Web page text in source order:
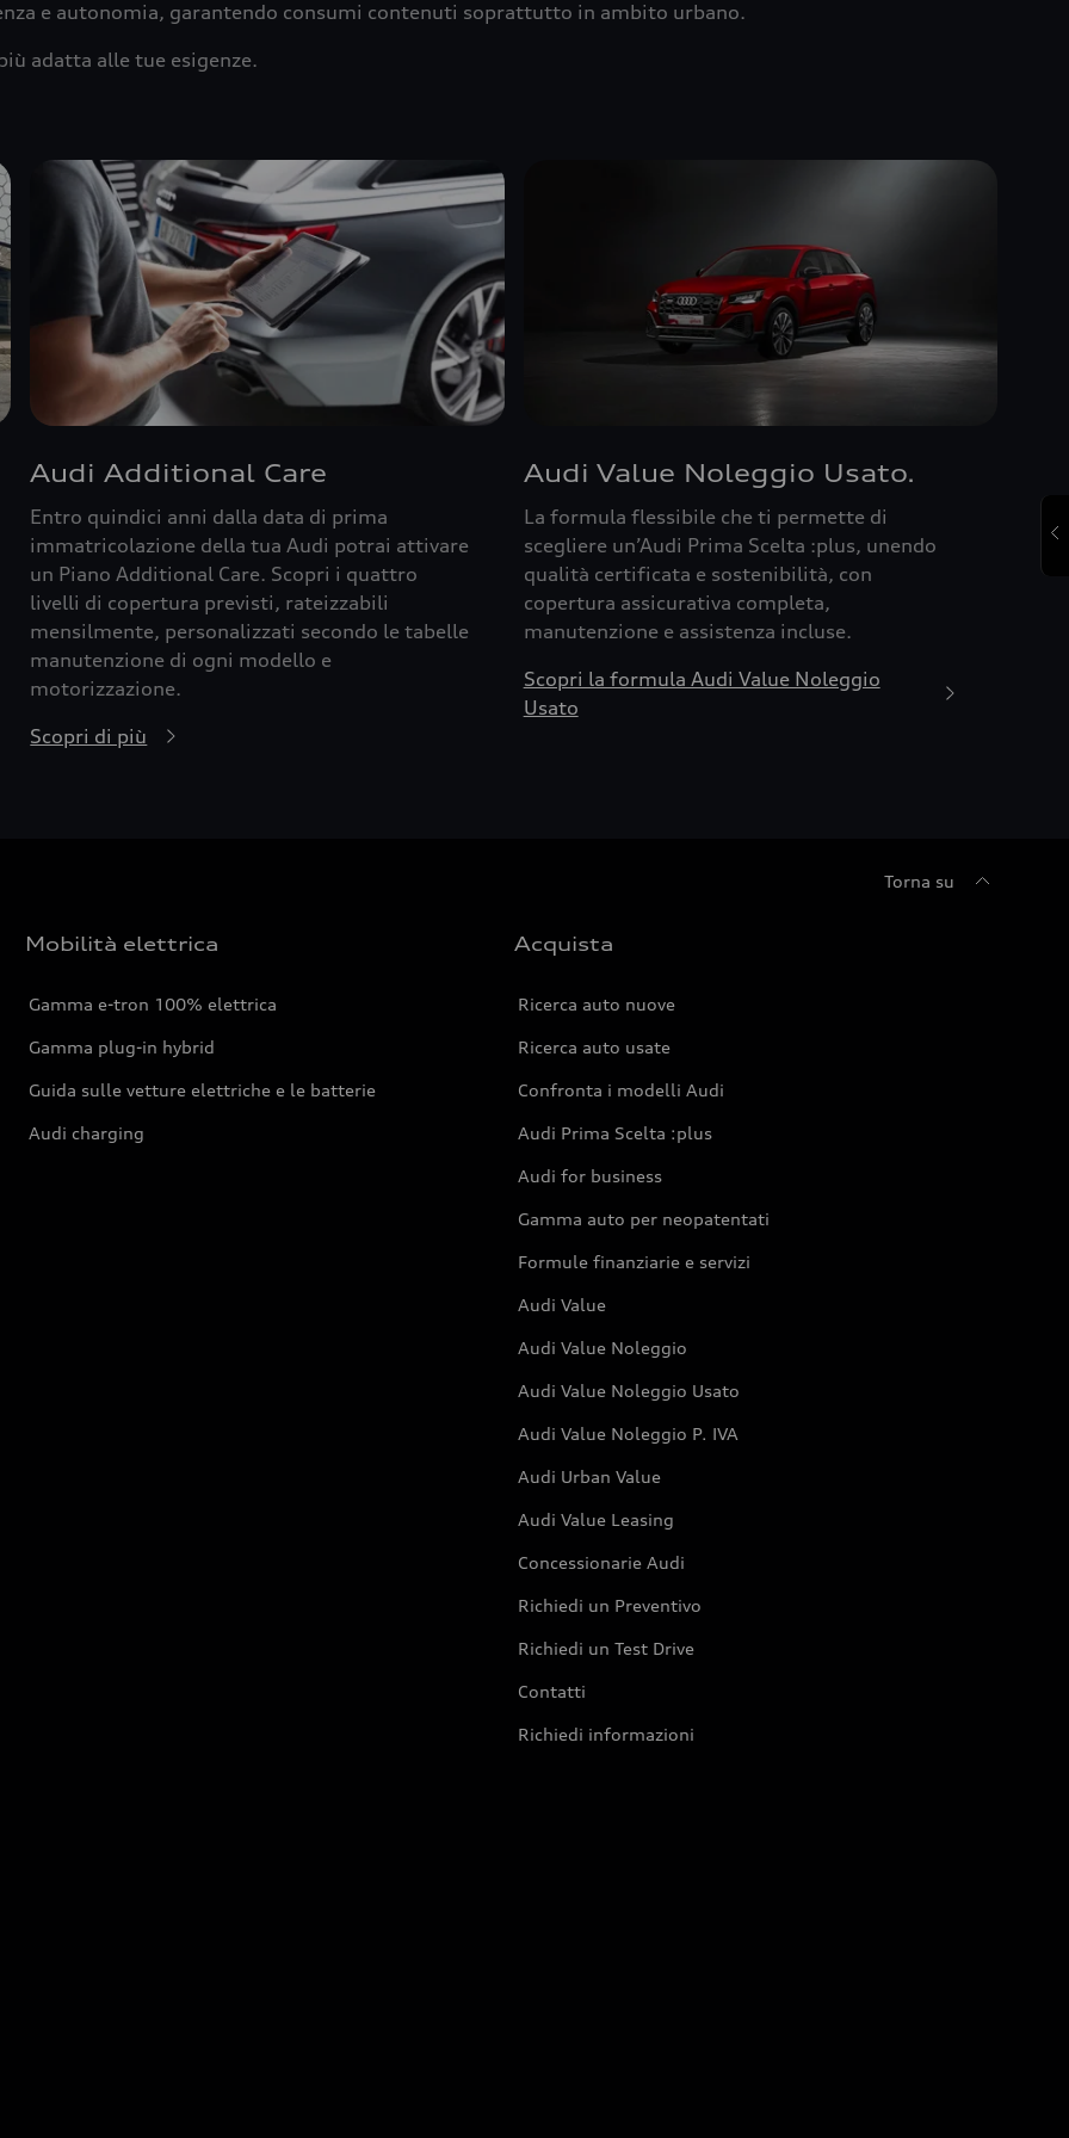
e autonomia, garantendo consumi contenuti soprattutto in ambito urbano.
adatta alle tue esigenze.
Audi Additional Care
Entro quindici anni dalla data di prima
immatricolazione della tua Audi potrai attivare
un Piano Additional Care. Scopri i quattro
livelli di copertura previsti, rateizzabili
mensilmente, personalizzati secondo le tabelle
manutenzione di ogni modello e
motorizzazione.
Scopri di più
Audi Value Noleggio Usato.
La formula flessibile che ti permette di
scegliere un’Audi Prima Scelta :plus, unendo
qualità certificata e sostenibilità, con
copertura assicurativa completa,
manutenzione e assistenza incluse.
Scopri la formula Audi Value Noleggio
Usato
Torna su
Mobilità elettrica
Gamma e-tron 100% elettrica
Gamma plug-in hybrid
Guida sulle vetture elettriche e le batterie
Audi charging
Acquista
Ricerca auto nuove
Ricerca auto usate
Confronta i modelli Audi
Audi Prima Scelta :plus
Audi for business
Gamma auto per neopatentati
Formule finanziarie e servizi
Audi Value
Audi Value Noleggio
Audi Value Noleggio Usato
Audi Value Noleggio P. IVA
Audi Urban Value
Audi Value Leasing
Concessionarie Audi
Richiedi un Preventivo
Richiedi un Test Drive
Contatti
Richiedi informazioni